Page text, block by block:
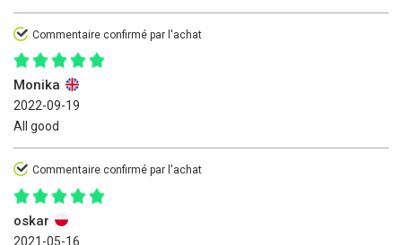
Commentaire confirmé par l'achat
Monika
2022-09-19
All good
Commentaire confirmé par l'achat
oskar
2021-05-16